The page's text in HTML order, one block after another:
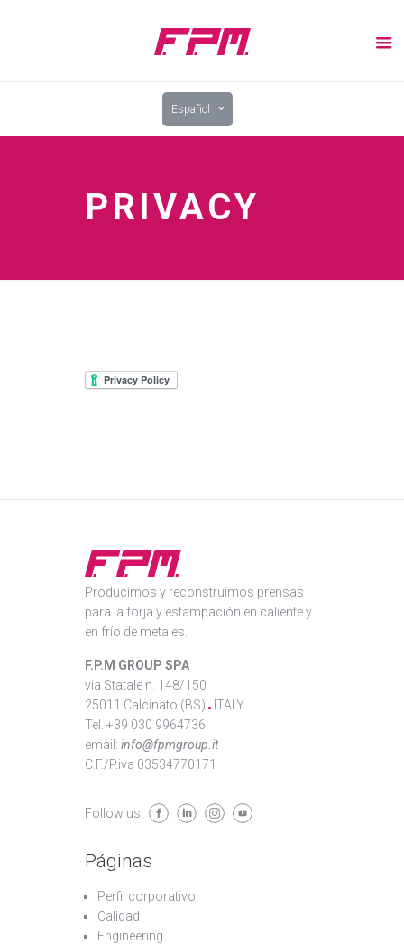
Español
PRIVACY
Producimos y reconstruimos prensas
para la forja y estampación en caliente y
en frío de metales.
F.P.M GROUP SPA
via Statale n. 148/150
25011 Calcinato (BS)
ITALY
Tel. +39 030 9964736
email: info@fpmgroup.it
C.F./P.iva 03534770171
Follow us
Páginas
Perfil corporativo
Calidad
Engineering